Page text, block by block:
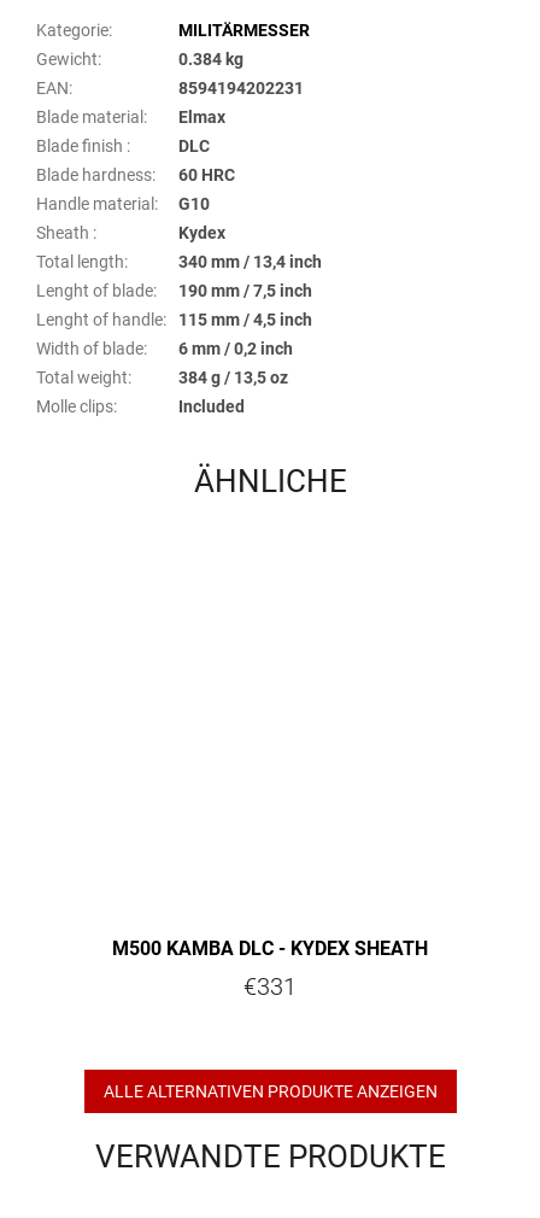
Kategorie:
MILITÄRMESSER
Gewicht:
0.384 kg
EAN:
8594194202231
Blade material :
Elmax
Blade finish :
DLC
Blade hardness:
60 HRC
Handle material :
G10
Sheath :
Kydex
Total length:
340 mm / 13,4 inch
Lenght of blade:
190 mm / 7,5 inch
Lenght of handle:
115 mm / 4,5 inch
Width of blade:
6 mm / 0,2 inch
Total weight:
384 g / 13,5 oz
Molle clips: Included
ÄHNLICHE
M500 KAMBA DLC - KYDEX SHEATH
€331
ALLE ALTERNATIVEN PRODUKTE ANZEIGEN
VERWANDTE PRODUKTE